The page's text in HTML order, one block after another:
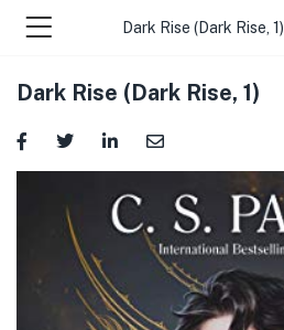
Dark Rise (Dark Rise, 1)
Dark Rise (Dark Rise, 1)